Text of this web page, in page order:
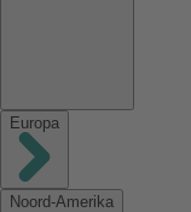
Europa
Noord-Amerika